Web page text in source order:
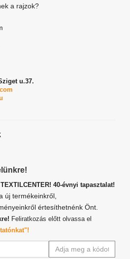
a rajzok?
u.37.
40-évnyi tapasztalat!
új termékeinkről,
értesíthetnénk Önt.
Feliratkozás előtt olvassa el